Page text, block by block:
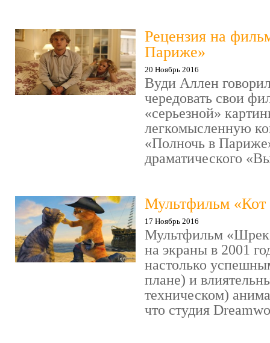
Рецензия на
Париже»
20 Ноябрь 2016
Вуди Аллен
чередовать свои
«серьезной»
легкомысленную
«Полночь в
драматического
Мультфильм «Кот
17 Ноябрь 2016
Мультфильм
на экраны в 2001
настолько
плане) и
техническом)
что студия